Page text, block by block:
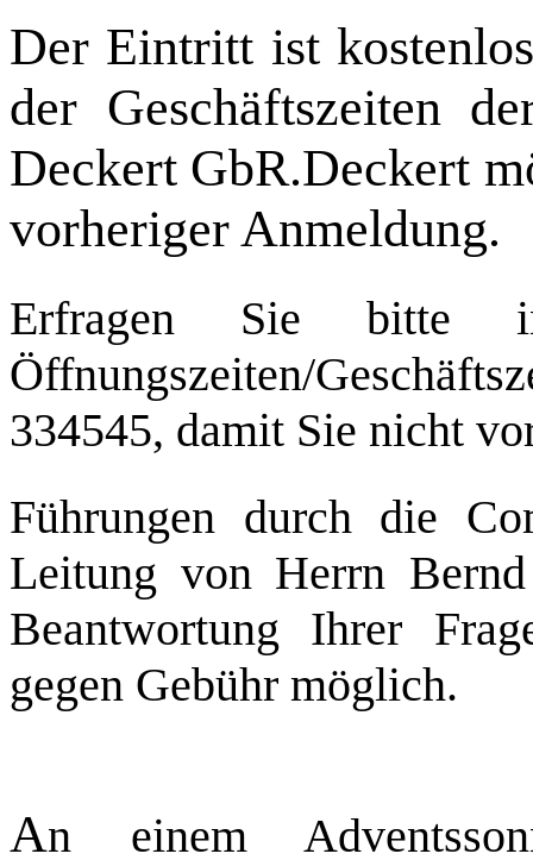
Der Eintritt ist
der Geschäftszeiten
Deckert GbR.Deckert
vorheriger Anmeldung.
Erfragen Sie
Öffnungszeiten/
334545, damit Sie nicht
Führungen durch die
Leitung von Herrn
Beantwortung Ihrer
gegen Gebühr möglich.
An einem